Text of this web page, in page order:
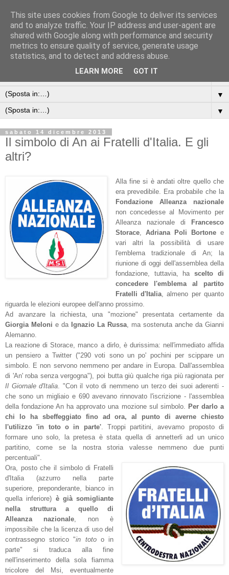
▼
▼
sabato 14 dicembre 2013
Il simbolo di An ai Fratelli d'Italia. E gli
altri?
Alla fine si è andati oltre quello che
era prevedibile. Era probabile che la
Fondazione Alleanza nazionale
non concedesse al Movimento per
Alleanza nazionale di
Francesco
Storace, Adriana Poli Bortonee
vari altri la possibilità di usare
l'emblema tradizionale di An; la
riunione di oggi dell'assemblea della
fondazione, tuttavia, hascelto di
concedere l'emblema al partito
Fratelli d'Italia, almeno per quanto
riguarda le elezioni europee dell'anno prossimo.
Ad avanzare la richiesta, una "mozione" presentata certamente da
Giorgia Meloni e da Ignazio La Russa, ma sostenuta anche da Gianni
Alemanno.
La reazione di Storace, manco a dirlo, è durissima: nell'immediato affida
un pensiero a Twitter ("290 voti sono un po' pochini per scippare un
simbolo. E non servono nemmeno per andare in Europa. Dall'assemblea
di 'An' roba senza vergogna"), poi butta giù qualche riga più ragionata per
Il Giornale d'Italia. "Con il voto di nemmeno un terzo dei suoi aderenti -
che sono un migliaio e 690 avevano rinnovato l'iscrizione - l'assemblea
della fondazione An ha approvato una mozione sul simbolo. Per darlo a
chi lo ha sbeffeggiato fino ad ora, al punto di averne chiesto
l'utilizzo 'in toto o in parte'. Troppi partitini, avevamo proposto di
formare uno solo, la pretesa è stata quella di annetterli ad un unico
partitino, come se la nostra storia valesse nemmeno due punti
percentuali".
Ora, posto che il simbolo di Fratelli
d'Italia(azzurro nella parte
superiore, preponderante, bianco in
quella inferiore) è già somigliante
nella struttura a quello di
Alleanza nazionale, non è
impossibile che la licenza di uso del
contrassegno storico "in toto o in
parte" si traduca alla fine
nell'inserimento della sola fiamma
tricolore del Msi, eventualmente
This site uses cookies from Google to deliver its services
and to analyze traffic. Your IP address and user-agent are
shared with Google along with performance and security
metrics to ensure quality of service, generate usage
statistics, and to detect and address abuse.
LEARN MORE GOT IT